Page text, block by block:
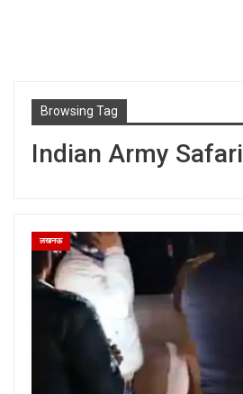
Browsing Tag
Indian Army Safari
लखनऊ